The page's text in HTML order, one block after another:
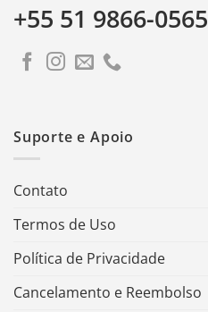
+55 51 9866-0565
Suporte e Apoio
Contato
Termos de Uso
Política de Privacidade
Cancelamento e Reembolso